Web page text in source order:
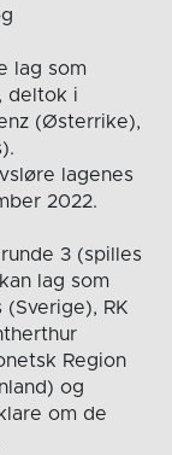
lag som
deltok i
(Østerrike),
lagenes
2022.
3 (spilles
lag som
RK
Region
og
om de